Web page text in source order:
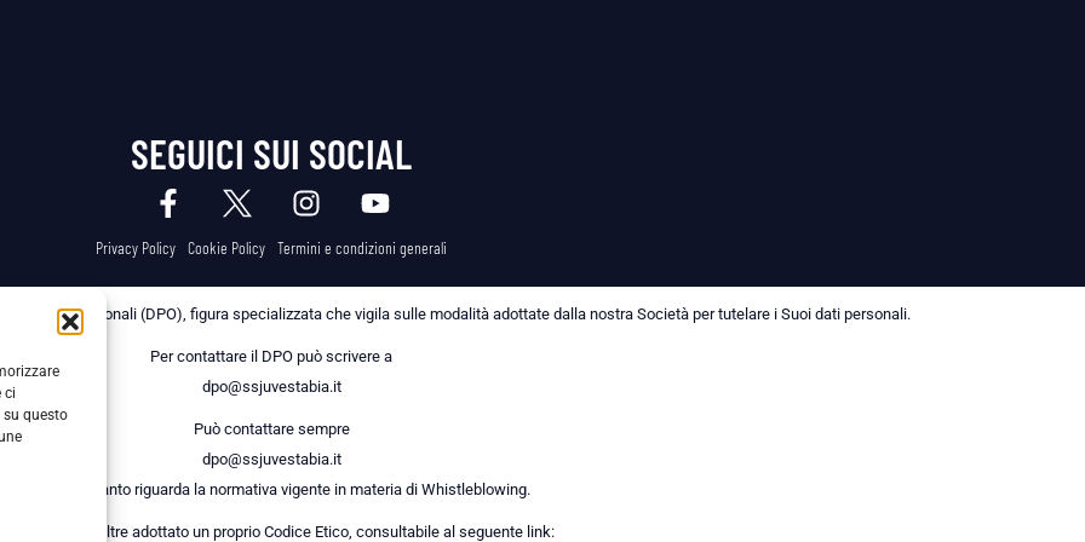
ci
questo
SEGUICI SUI SOCIAL
Privacy Policy Cookie Policy Termini e condizioni generali
dei Dati Personali (DPO), figura specializzata che vigila sulle modalità adottate dalla nostra Società per tutelare i Suoi dati personali.
Per contattare il DPO può scrivere a
dpo@ssjuvestabia.it
Può contattare sempre
dpo@ssjuvestabia.it
anche per quanto riguarda la normativa vigente in materia di Whistleblowing.
Società ha inoltre adottato un proprio Codice Etico, consultabile al seguente link: